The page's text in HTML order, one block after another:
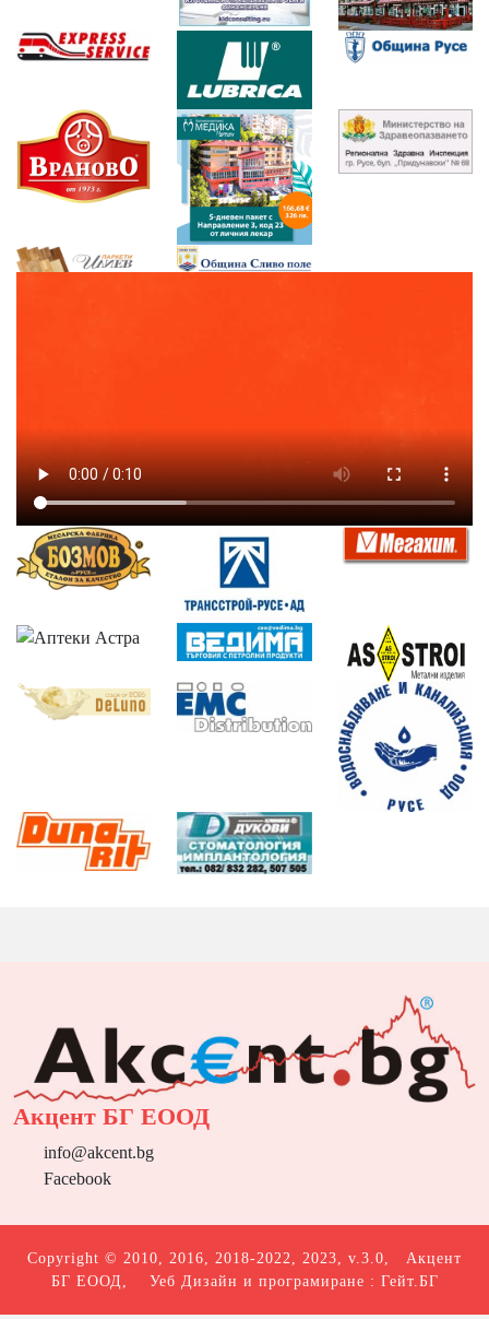
Акцент БГ ЕООД
info@akcent.bg
Facebook
Copyright © 2010, 2016, 2018-2022, 2023, v.3.0, Акцент
БГ ЕООД , Уеб Дизайн и програмиране : Гейт.БГ